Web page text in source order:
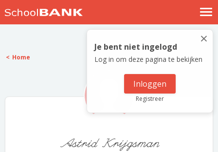
Nostalgische verhalen
Log in
Meld je gratis aan
×
Je bent niet ingelogd
Log in om deze pagina te bekijken
Inloggen
Registreer
Home
Astrid Krijgsman